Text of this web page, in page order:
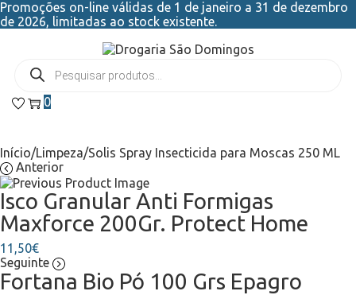
Promoções on-line válidas de 1 de janeiro a 31 de dezembro
de 2026, limitadas ao stock existente.
0
Início/Limpeza/Solis Spray Insecticida para Moscas 250 ML
Anterior
Isco Granular Anti Formigas
Maxforce 200Gr. Protect Home
11,50€
Seguinte
Fortana Bio Pó 100 Grs Epagro